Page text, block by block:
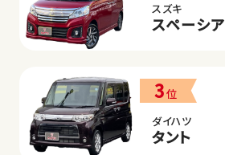
スズキ
スペーシア
3位
ダイハツ
タント